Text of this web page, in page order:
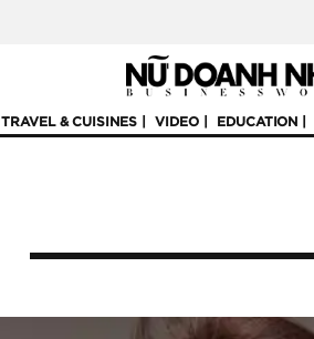
TRAVEL & CUISINES VIDEO EDUCATION